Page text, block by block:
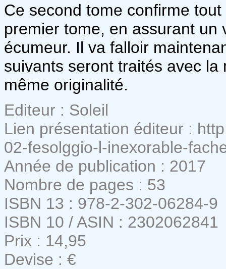
Ce second tome confirme
premier tome, en assurant
écumeur. Il va falloir
suivants seront traités avec
même originalité.
Editeur : Soleil
Lien présentation éditeur :
02-fesolggio-l-inexorable-
Année de publication : 2017
Nombre de pages : 53
ISBN 13 : 978-2-302-06284-9
ISBN 10 / ASIN : 2302062841
Prix : 14,95
Devise : €